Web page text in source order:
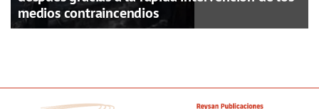
medios contraincendios